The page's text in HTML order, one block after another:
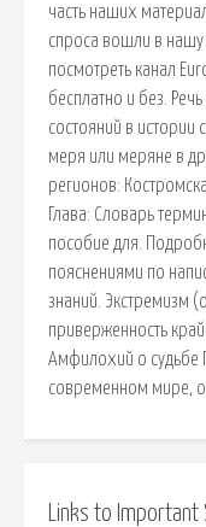
часть наших
спроса вошли в
посмотреть канал
бесплатно и без.
состояний в
меря или меряне в
регионов:
Глава: Словарь
пособие для.
пояснениями по
знаний. Экстремизм
приверженность
Амфилохий о судьбе
современном мире, о
Links to Important